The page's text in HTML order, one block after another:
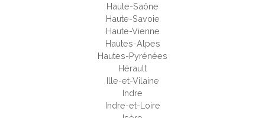
Haute-Saône
Haute-Savoie
Haute-Vienne
Hautes-Alpes
Hautes-Pyrénées
Hérault
Ille-et-Vilaine
Indre
Indre-et-Loire